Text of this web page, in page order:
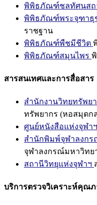
พิพิธภัณฑ์ชลทัศนสถ
พิพิธภัณฑ์พระจุฑาธุ
ราชฐาน
พิพิธภัณฑ์พืชมีชีวิต
พิพิธภัณฑ์สมุนไพร
สารสนเทศและการสื่อสาร
สำนักงานวิทยทรัพย
ทรัพยากร (หอสมุดก
ศูนย์หนังสือแห่งจุฬาฯ
สำนักพิมพ์จุฬาลงกร
จุฬาลงกรณ์มหาวิทย
สถานีวิทยุแห่งจุฬาฯ
บริการตรวจวิเคราะห์คุณ